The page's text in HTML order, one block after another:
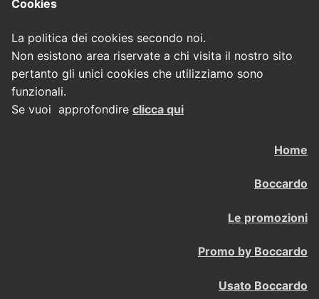
Cookies
La politica dei cookies secondo noi.
Non esistono area riservate a chi visita il nostro sito
pertanto gli unici cookies che utilizziamo sono
funzionali.
Se vuoi approfondire clicca qui
Home
Boccardo
Le promozioni
Promo by Boccardo
Usato Boccardo